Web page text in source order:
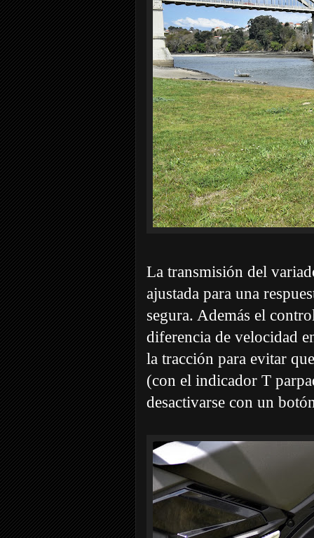
La transmisión del
ajustada para una
segura. Además el
diferencia de velocidad
la tracción para evitar
(con el indicador T
desactivarse con un